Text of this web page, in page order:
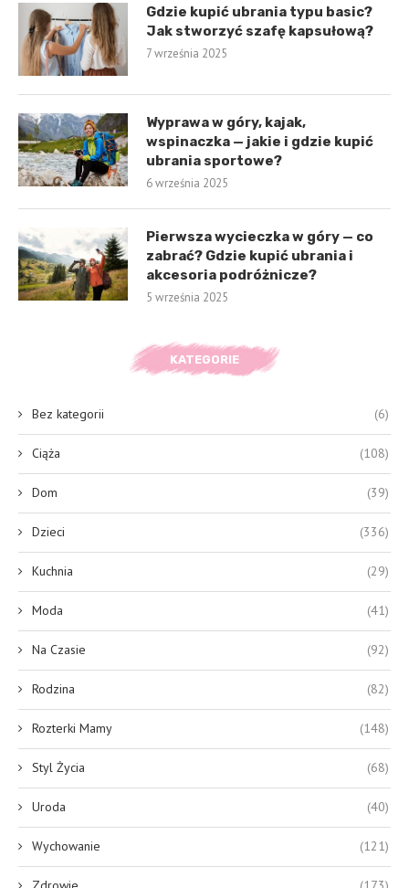
Gdzie kupić ubrania typu basic?
Jak stworzyć szafę kapsułową?
7 września 2025
Wyprawa w góry, kajak,
wspinaczka — jakie i gdzie kupić
ubrania sportowe?
6 września 2025
Pierwsza wycieczka w góry — co
zabrać? Gdzie kupić ubrania i
akcesoria podróżnicze?
5 września 2025
KATEGORIE
Bez kategorii (6)
Ciąża (108)
Dom (39)
Dzieci (336)
Kuchnia (29)
Moda (41)
Na Czasie (92)
Rodzina (82)
Rozterki Mamy (148)
Styl Życia (68)
Uroda (40)
Wychowanie (121)